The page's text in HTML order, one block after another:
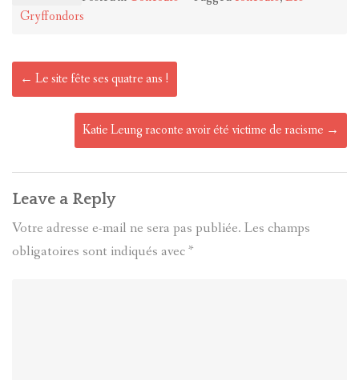
Gryffondors
Post
navigation
← Le site fête ses quatre ans !
Katie Leung raconte avoir été victime de racisme →
Leave a Reply
Votre adresse e-mail ne sera pas publiée. Les champs
obligatoires sont indiqués avec*